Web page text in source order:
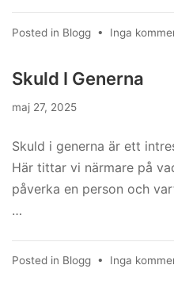
Posted in Blogg • Inga
Skuld I Generna
maj 27, 2025
Skuld i generna är ett
Här tittar vi närmare på
påverka en person och
…
Posted in Blogg • Inga